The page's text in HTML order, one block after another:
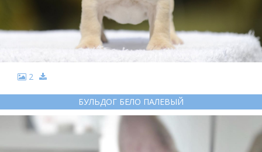
2
БУЛЬДОГ БЕЛО ПАЛЕВЫЙ